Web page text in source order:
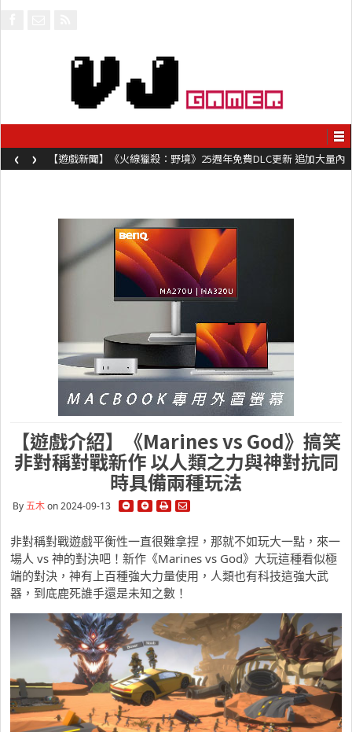
【遊戲新聞】《火線獵殺：野境》25週年免費DLC更新 追加大量內
容同時系舊作限時超平價折扣
‹ ›
【遊戲介紹】《Marines vs God》搞笑
非對稱對戰新作 以人類之力與神對抗同
時具備兩種玩法
By五木on 2024-09-13
非對稱對戰遊戲平衡性一直很難拿捏，那就不如玩大一點，來一
場人 vs 神的對決吧！新作《Marines vs God》大玩這種看似極
端的對決，神有上百種強大力量使用，人類也有科技這強大武
器，到底鹿死誰手還是未知之數！